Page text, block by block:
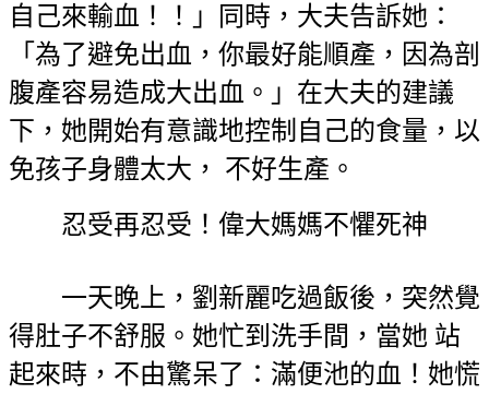
自己來輸血！！」同時，大夫告訴她：
「為了避免出血，你最好能順產，因為剖
腹產容易造成大出血。」在大夫的建議
下，她開始有意識地控制自己的食量，以
免孩子身體太大， 不好生產。
忍受再忍受！偉大媽媽不懼死神
一天晚上，劉新麗吃過飯後，突然覺
得肚子不舒服。她忙到洗手間，當她 站
起來時，不由驚呆了：滿便池的血！她慌